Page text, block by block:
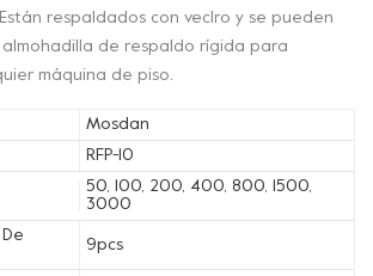
Están respaldados con veclro y se pueden
de respaldo rígida para
máquina de piso.
Mosdan
RFP-10
50, 100, 200, 400, 800, 1500,
3000
9pcs